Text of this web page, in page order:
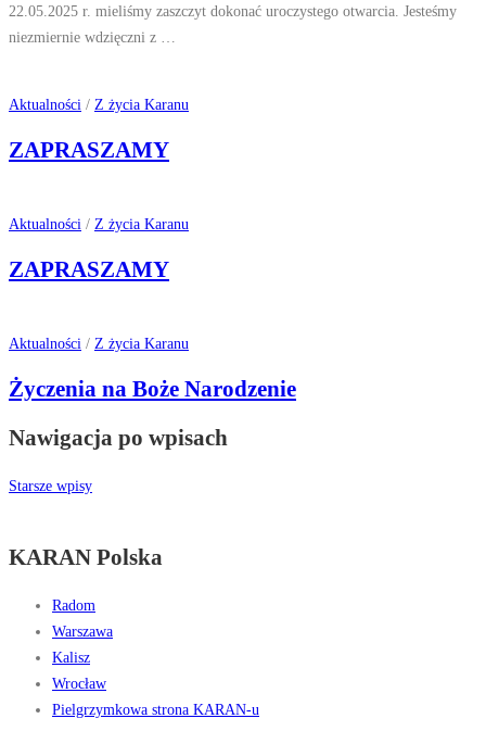
22.05.2025 r. mieliśmy zaszczyt dokonać uroczystego otwarcia. Jesteśmy
niezmiernie wdzięczni z …
Aktualności / Z życia Karanu
ZAPRASZAMY
Aktualności / Z życia Karanu
ZAPRASZAMY
Aktualności / Z życia Karanu
Życzenia na Boże Narodzenie
Nawigacja po wpisach
Starsze wpisy
KARAN Polska
Radom
Warszawa
Kalisz
Wrocław
Pielgrzymkowa strona KARAN-u